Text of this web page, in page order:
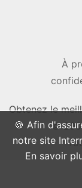
🍪 Afin
notre site
En savoir
À
Obtenez le
©